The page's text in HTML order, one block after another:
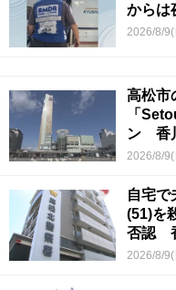
からは
2026/8/
高松市
「
ン 香
2026/8/
自宅
(51)を
否認
2026/8/